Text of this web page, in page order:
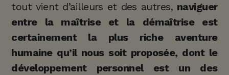
tout vient d’ailleurs et des autres, naviguer
entre la maîtrise et la démaîtrise est
certainement la plus riche aventure
humaine qu’il nous soit proposée, dont le
développement personnel est un des